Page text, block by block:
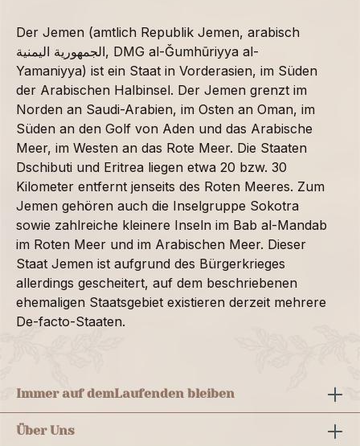
Der Jemen (amtlich Republik Jemen, arabisch
الجمهورية اليمنية, DMG al-Ǧumhūriyya al-
Yamaniyya) ist ein Staat in Vorderasien, im Süden
der Arabischen Halbinsel. Der Jemen grenzt im
Norden an Saudi-Arabien, im Osten an Oman, im
Süden an den Golf von Aden und das Arabische
Meer, im Westen an das Rote Meer. Die Staaten
Dschibuti und Eritrea liegen etwa 20 bzw. 30
Kilometer entfernt jenseits des Roten Meeres. Zum
Jemen gehören auch die Inselgruppe Sokotra
sowie zahlreiche kleinere Inseln im Bab al-Mandab
im Roten Meer und im Arabischen Meer. Dieser
Staat Jemen ist aufgrund des Bürgerkrieges
allerdings gescheitert, auf dem beschriebenen
ehemaligen Staatsgebiet existieren derzeit mehrere
De-facto-Staaten.
Immer auf demLaufenden bleiben
Über Uns